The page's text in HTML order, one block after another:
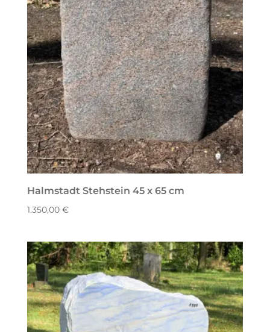
Halmstadt Stehstein 45 x 65 cm
1.350,00 €